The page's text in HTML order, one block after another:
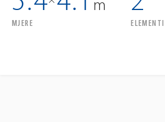
m
MJERE ELEMENTI